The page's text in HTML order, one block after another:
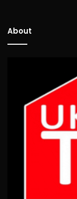
About